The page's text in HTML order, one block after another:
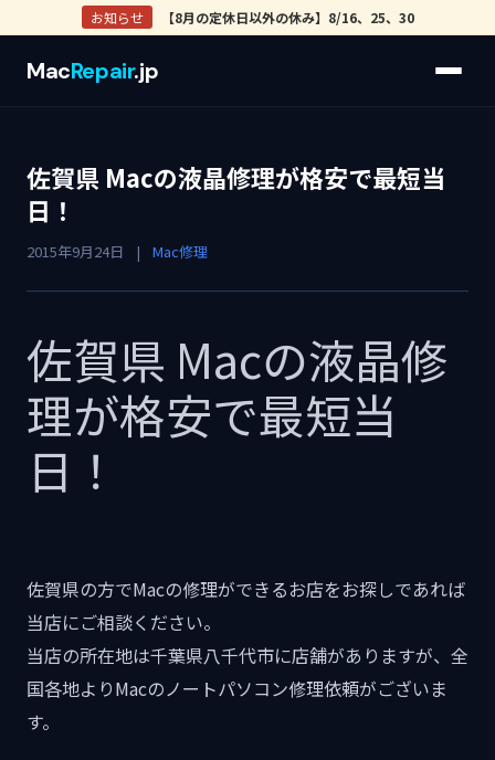
お知らせ 【8月の定休日以外の休み】8/16、25、30
MacRepair.jp
佐賀県 Macの液晶修理が格安で最短当
日！
2015年9月24日 | Mac修理
佐賀県 Macの液晶修
理が格安で最短当
日！
佐賀県の方でMacの修理ができるお店をお探しであれば
当店にご相談ください。
当店の所在地は千葉県八千代市に店舗がありますが、全
国各地よりMacのノートパソコン修理依頼がございま
す。